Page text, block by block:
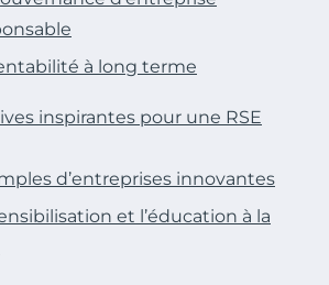
à long terme
inspirantes pour une RSE
d’entreprises innovantes
et l’éducation à la